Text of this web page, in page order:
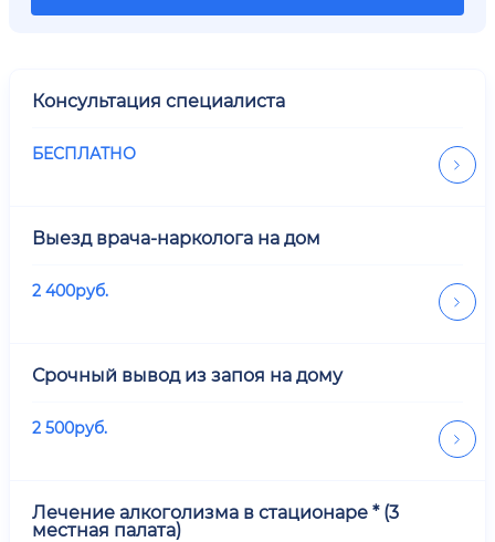
Консультация специалиста
БЕСПЛАТНО
Выезд врача-нарколога на дом
2 400руб.
Срочный вывод из запоя на дому
2 500руб.
Лечение алкоголизма в стационаре * (3
местная палата)